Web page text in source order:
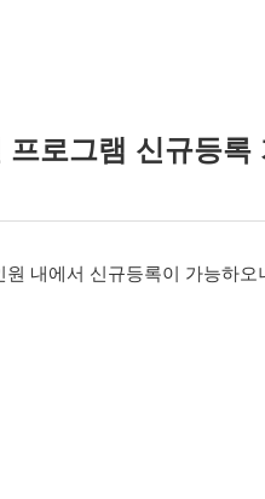
프로그램 신규등록
원 내에서 신규등록이 가능하